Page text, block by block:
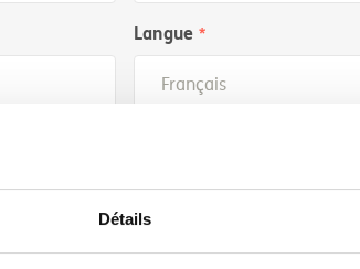
Détails
Langue
Numéro